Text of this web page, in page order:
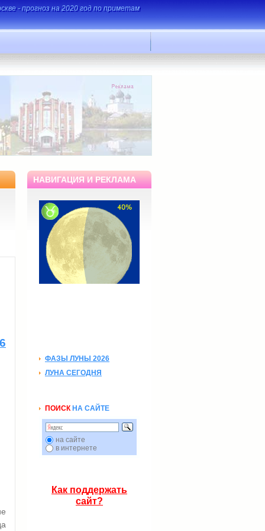
- прогноз на 2020 год по приметам
НАВИГАЦИЯ И РЕКЛАМА
ФАЗЫ ЛУНЫ 2026
ЛУНА СЕГОДНЯ
ПОИСК НА САЙТЕ
на сайте
в интернете
Как поддержать
сайт?